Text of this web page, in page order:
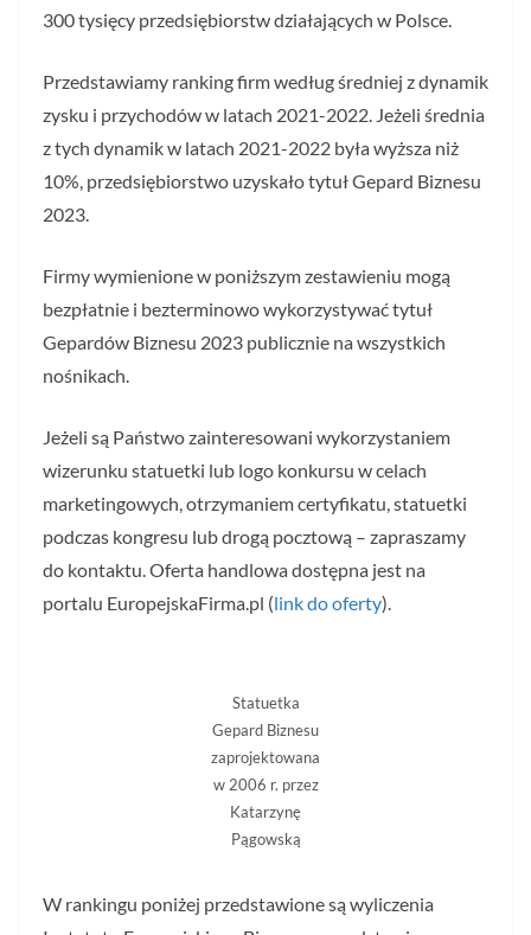
300 tysięcy przedsiębiorstw działających w Polsce.
Przedstawiamy ranking firm według średniej z dynamik
zysku i przychodów w latach 2021-2022. Jeżeli średnia
z tych dynamik w latach 2021-2022 była wyższa niż
10%, przedsiębiorstwo uzyskało tytuł Gepard Biznesu
2023.
Firmy wymienione w poniższym zestawieniu mogą
bezpłatnie i bezterminowo wykorzystywać tytuł
Gepardów Biznesu 2023 publicznie na wszystkich
nośnikach.
Jeżeli są Państwo zainteresowani wykorzystaniem
wizerunku statuetki lub logo konkursu w celach
marketingowych, otrzymaniem certyfikatu, statuetki
podczas kongresu lub drogą pocztową – zapraszamy
do kontaktu. Oferta handlowa dostępna jest na
portalu EuropejskaFirma.pl (link do oferty).
Statuetka
Gepard Biznesu
zaprojektowana
w 2006 r. przez
Katarzynę
Pągowską
W rankingu poniżej przedstawione są wyliczenia